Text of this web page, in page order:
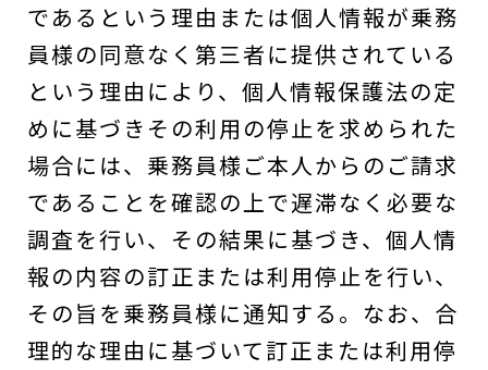
であるという理由または個人情報が乗務
員様の同意なく第三者に提供されている
という理由により、個人情報保護法の定
めに基づきその利用の停止を求められた
場合には、乗務員様ご本人からのご請求
であることを確認の上で遅滞なく必要な
調査を行い、その結果に基づき、個人情
報の内容の訂正または利用停止を行い、
その旨を乗務員様に通知する。なお、合
理的な理由に基づいて訂正または利用停